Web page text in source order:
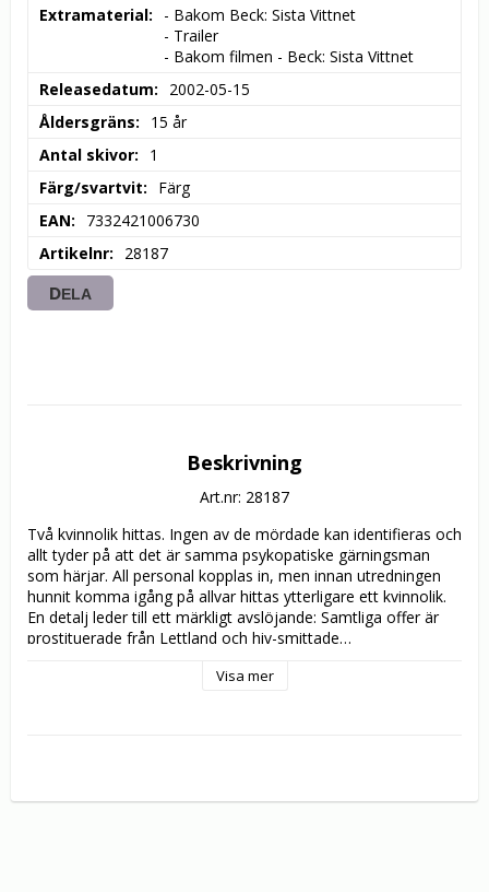
Extramaterial
- Bakom Beck: Sista Vittnet
- Trailer
- Bakom filmen - Beck: Sista Vittnet
Releasedatum
2002-05-15
Åldersgräns
15 år
Antal skivor
1
Färg/svartvit
Färg
EAN
7332421006730
Artikelnr
28187
DELA
Beskrivning
Art.nr: 28187
Två kvinnolik hittas. Ingen av de mördade kan identifieras och
allt tyder på att det är samma psykopatiske gärningsman
som härjar. All personal kopplas in, men innan utredningen
hunnit komma igång på allvar hittas ytterligare ett kvinnolik.
En detalj leder till ett märkligt avslöjande: Samtliga offer är
prostituerade från Lettland och hiv-smittade…
Internationell handel med prostituerade och äregiriga
läkemedelsindustrins affärsmän låter andra betala i sin jakt
Visa mer